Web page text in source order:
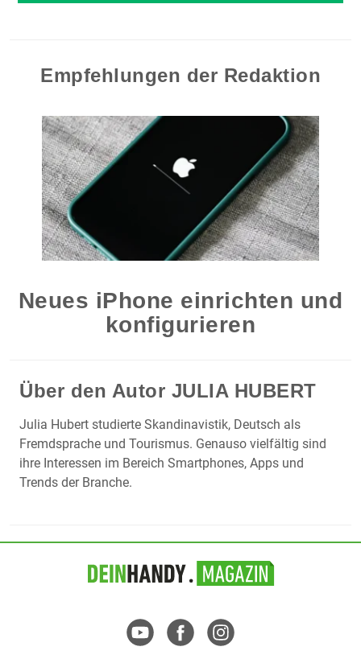
Empfehlungen der Redaktion
Neues iPhone einrichten und
konfigurieren
Über den Autor JULIA HUBERT
Julia Hubert studierte Skandinavistik, Deutsch als
Fremdsprache und Tourismus. Genauso vielfältig sind
ihre Interessen im Bereich Smartphones, Apps und
Trends der Branche.